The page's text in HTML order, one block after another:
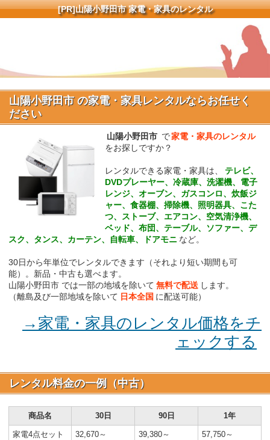
[PR]山陽小野田市 家電・家具のレンタル
山陽小野田市 の家電・家具レンタルならお任せく
ださい
山陽小野田市 で家電・家具のレンタル
をお探しですか？
レンタルできる家電・家具は、
テレビ、
DVDプレーヤー、冷蔵庫、洗濯機、電子
レンジ、オーブン、ガスコンロ、炊飯ジ
ャー、食器棚、掃除機、照明器具、こた
つ、ストーブ、エアコン、空気清浄機、
ベッド、布団、テーブル、ソファー、デ
スク、タンス、カーテン、自転車、ドアモニ など。
30日から年単位でレンタルできます（それより短い期間も可
能）。新品・中古も選べます。
山陽小野田市 では一部の地域を除いて 無料で配送 します。
（離島及び一部地域を除いて 日本全国 に配送可能）
→家電・家具のレンタル価格をチ
ェックする
レンタル料金の一例（中古）
商品名 30日 90日 1年
家電4点セット
32,670～ 39,380～ 57,750～